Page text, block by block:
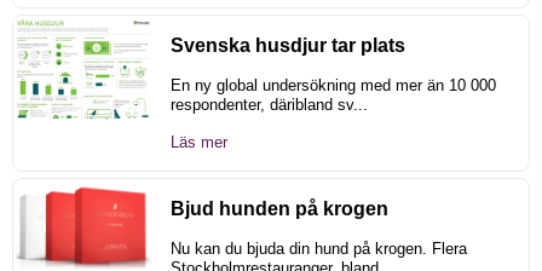
Svenska husdjur tar plats
En ny global undersökning med mer än 10 000
respondenter, däribland sv...
Läs mer
Bjud hunden på krogen
Nu kan du bjuda din hund på krogen. Flera